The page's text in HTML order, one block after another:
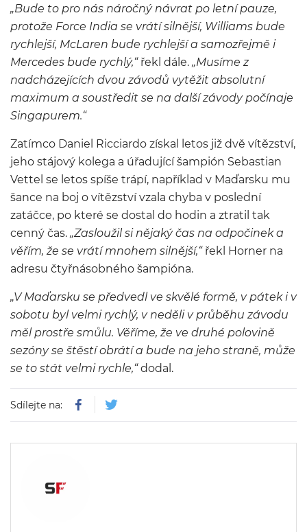
„Bude to pro nás náročný návrat po letní pauze,
protože Force India se vrátí silnější, Williams bude
rychlejší, McLaren bude rychlejší a samozřejmě i
Mercedes bude rychlý,“řekl dále. „Musíme z
nadcházejících dvou závodů vytěžit absolutní
maximum a soustředit se na další závody počínaje
Singapurem.“
Zatímco Daniel Ricciardo získal letos již dvě vítězství,
jeho stájový kolega a úřadující šampión Sebastian
Vettel se letos spíše trápí, například v Maďarsku mu
šance na boj o vítězství vzala chyba v poslední
zatáčce, po které se dostal do hodin a ztratil tak
cenný čas. „Zasloužil si nějaký čas na odpočinek a
věřím, že se vrátí mnohem silnější,“řekl Horner na
adresu čtyřnásobného šampióna.
„V Maďarsku se předvedl ve skvělé formě, v pátek i v
sobotu byl velmi rychlý, v neděli v průběhu závodu
měl prostře smůlu. Věříme, že ve druhé polovině
sezóny se štěstí obrátí a bude na jeho straně, může
se to stát velmi rychle,“dodal.
Sdílejte na: